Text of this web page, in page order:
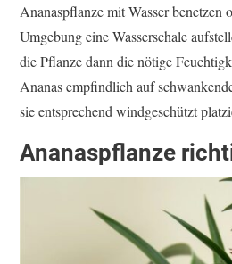
Ananaspflanze mit Wasser benetzen
Umgebung eine Wasserschale
die Pflanze dann die nötige
Ananas empfindlich auf
sie entsprechend windgeschützt
Ananaspflanze